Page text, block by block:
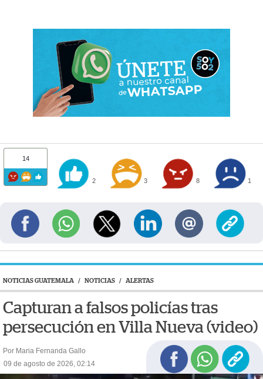
14
2 3 8 1
NOTICIAS GUATEMALA / NOTICIAS / ALERTAS
Capturan a falsos policías tras
persecución en Villa Nueva (video)
Por Maria Fernanda Gallo
09 de agosto de 2026, 02:14